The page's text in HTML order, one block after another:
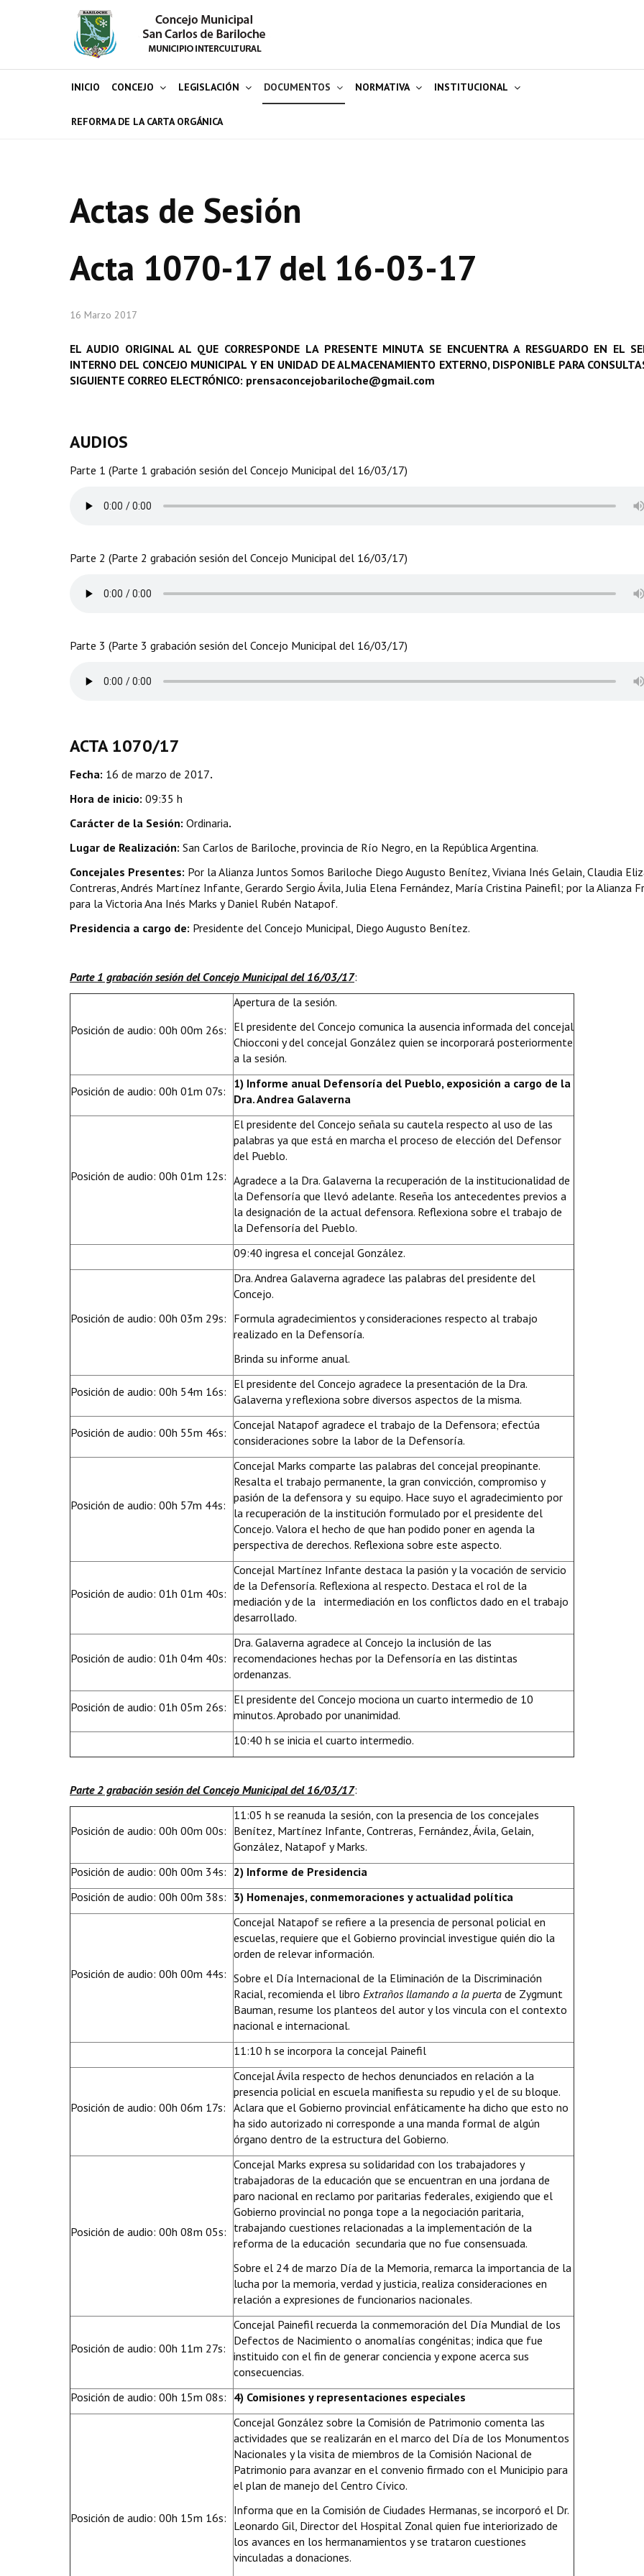
INICIO CONCEJO LEGISLACIÓN DOCUMENTOS NORMATIVA INSTITUCIONAL
REFORMA DE LA CARTA ORGÁNICA
Actas de Sesión
Acta 1070-17 del 16-03-17
16 Marzo 2017
EL AUDIO ORIGINAL AL QUE CORRESPONDE LA PRESENTE MINUTA SE ENCUENTRA A RESGUARDO EN EL
INTERNO DEL CONCEJO MUNICIPAL Y EN UNIDAD DE ALMACENAMIENTO EXTERNO, DISPONIBLE PARA
SIGUIENTE CORREO ELECTRÓNICO: prensaconcejobariloche@gmail.com
AUDIOS
Parte 1 (Parte 1 grabación sesión del Concejo Municipal del 16/03/17)
Parte 2 (Parte 2 grabación sesión del Concejo Municipal del 16/03/17)
Parte 3 (Parte 3 grabación sesión del Concejo Municipal del 16/03/17)
ACTA 1070/17
Fecha: 16 de marzo de 2017.
Hora de inicio: 09:35 h
Carácter de la Sesión: Ordinaria.
Lugar de Realización: San Carlos de Bariloche, provincia de Río Negro, en la República Argentina.
Concejales Presentes: Por la Alianza Juntos Somos Bariloche Diego Augusto Benítez, Viviana Inés Gelain, Claudia
Contreras, Andrés Martínez Infante, Gerardo Sergio Ávila, Julia Elena Fernández, María Cristina Painefil; por la Alianza
para la Victoria Ana Inés Marks y Daniel Rubén Natapof.
Presidencia a cargo de: Presidente del Concejo Municipal, Diego Augusto Benítez.
Parte 1 grabación sesión del Concejo Municipal del 16/03/17:
Posición de audio: 00h 00m 26s:
Apertura de la sesión.
El presidente del Concejo comunica la ausencia informada del concejal
Chiocconi y del concejal González quien se incorporará posteriormente
a la sesión.
Posición de audio: 00h 01m 07s:
1) Informe anual Defensoría del Pueblo, exposición a cargo de la
Dra. Andrea Galaverna
Posición de audio: 00h 01m 12s:
El presidente del Concejo señala su cautela respecto al uso de las
palabras ya que está en marcha el proceso de elección del Defensor
del Pueblo.
Agradece a la Dra. Galaverna la recuperación de la institucionalidad de
la Defensoría que llevó adelante. Reseña los antecedentes previos a
la designación de la actual defensora. Reflexiona sobre el trabajo de
la Defensoría del Pueblo.
09:40 ingresa el concejal González.
Posición de audio: 00h 03m 29s:
Dra. Andrea Galaverna agradece las palabras del presidente del
Concejo.
Formula agradecimientos y consideraciones respecto al trabajo
realizado en la Defensoría.
Brinda su informe anual.
Posición de audio: 00h 54m 16s:
El presidente del Concejo agradece la presentación de la Dra.
Galaverna y reflexiona sobre diversos aspectos de la misma.
Posición de audio: 00h 55m 46s:
Concejal Natapof agradece el trabajo de la Defensora; efectúa
consideraciones sobre la labor de la Defensoría.
Posición de audio: 00h 57m 44s:
Concejal Marks comparte las palabras del concejal preopinante.
Resalta el trabajo permanente, la gran convicción, compromiso y
pasión de la defensora y su equipo. Hace suyo el agradecimiento por
la recuperación de la institución formulado por el presidente del
Concejo. Valora el hecho de que han podido poner en agenda la
perspectiva de derechos. Reflexiona sobre este aspecto.
Posición de audio: 01h 01m 40s:
Concejal Martínez Infante destaca la pasión y la vocación de servicio
de la Defensoría. Reflexiona al respecto. Destaca el rol de la
mediación y de la intermediación en los conflictos dado en el trabajo
desarrollado.
Posición de audio: 01h 04m 40s:
Dra. Galaverna agradece al Concejo la inclusión de las
recomendaciones hechas por la Defensoría en las distintas
ordenanzas.
Posición de audio: 01h 05m 26s:
El presidente del Concejo mociona un cuarto intermedio de 10
minutos. Aprobado por unanimidad.
10:40 h se inicia el cuarto intermedio.
Parte 2 grabación sesión del Concejo Municipal del 16/03/17:
Posición de audio: 00h 00m 00s:
11:05 h se reanuda la sesión, con la presencia de los concejales
Benítez, Martínez Infante, Contreras, Fernández, Ávila, Gelain,
González, Natapof y Marks.
Posición de audio: 00h 00m 34s: 2) Informe de Presidencia
Posición de audio: 00h 00m 38s: 3) Homenajes, conmemoraciones y actualidad política
Posición de audio: 00h 00m 44s:
Concejal Natapof se refiere a la presencia de personal policial en
escuelas, requiere que el Gobierno provincial investigue quién dio la
orden de relevar información.
Sobre el Día Internacional de la Eliminación de la Discriminación
Racial, recomienda el libro Extraños llamando a la puerta de Zygmunt
Bauman, resume los planteos del autor y los vincula con el contexto
nacional e internacional.
11:10 h se incorpora la concejal Painefil
Posición de audio: 00h 06m 17s:
Concejal Ávila respecto de hechos denunciados en relación a la
presencia policial en escuela manifiesta su repudio y el de su bloque.
Aclara que el Gobierno provincial enfáticamente ha dicho que esto no
ha sido autorizado ni corresponde a una manda formal de algún
órgano dentro de la estructura del Gobierno.
Posición de audio: 00h 08m 05s:
Concejal Marks expresa su solidaridad con los trabajadores y
trabajadoras de la educación que se encuentran en una jordana de
paro nacional en reclamo por paritarias federales, exigiendo que el
Gobierno provincial no ponga tope a la negociación paritaria,
trabajando cuestiones relacionadas a la implementación de la
reforma de la educación secundaria que no fue consensuada.
Sobre el 24 de marzo Día de la Memoria, remarca la importancia de la
lucha por la memoria, verdad y justicia, realiza consideraciones en
relación a expresiones de funcionarios nacionales.
Posición de audio: 00h 11m 27s:
Concejal Painefil recuerda la conmemoración del Día Mundial de los
Defectos de Nacimiento o anomalías congénitas; indica que fue
instituido con el fin de generar conciencia y expone acerca sus
consecuencias.
Posición de audio: 00h 15m 08s: 4) Comisiones y representaciones especiales
Posición de audio: 00h 15m 16s:
Concejal González sobre la Comisión de Patrimonio comenta las
actividades que se realizarán en el marco del Día de los Monumentos
Nacionales y la visita de miembros de la Comisión Nacional de
Patrimonio para avanzar en el convenio firmado con el Municipio para
el plan de manejo del Centro Cívico.
Informa que en la Comisión de Ciudades Hermanas, se incorporó el Dr.
Leonardo Gil, Director del Hospital Zonal quien fue interiorizado de
los avances en los hermanamientos y se trataron cuestiones
vinculadas a donaciones.